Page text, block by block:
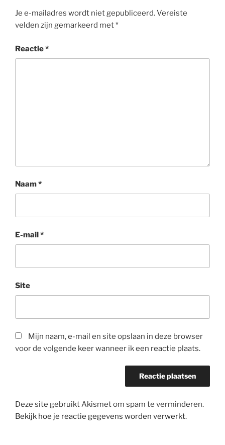
Je e-mailadres wordt niet gepubliceerd.Vereiste
velden zijn gemarkeerd met*
Reactie*
Naam*
E-mail*
Site
Mijn naam, e-mail en site opslaan in deze browser
voor de volgende keer wanneer ik een reactie plaats.
Deze site gebruikt Akismet om spam te verminderen.
Bekijk hoe je reactie gegevens worden verwerkt.